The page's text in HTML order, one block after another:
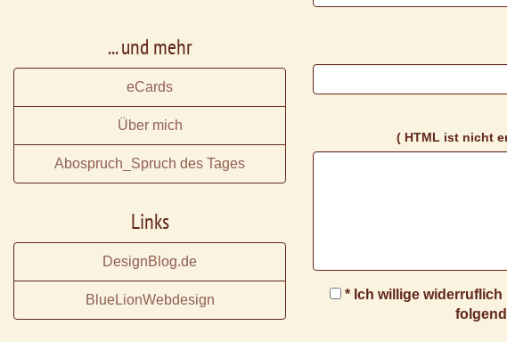
( HTML ist nicht
* Ich willige
... und mehr
eCards
Über mich
Abospruch_Spruch des Tages
Links
DesignBlog.de
BlueLionWebdesign